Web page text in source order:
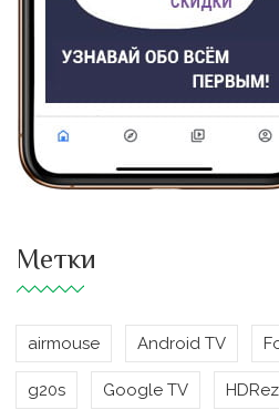
Метки
airmouse Android TV
g20s Google TV